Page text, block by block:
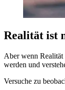
Realität ist
Aber wenn
werden und
Versuche zu